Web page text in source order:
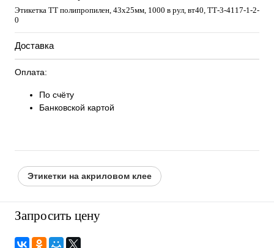
Этикетка ТТ полипропилен, 43х25мм, 1000 в рул, вт40, TТ-3-4117-1-2-
0
Доставка
Оплата:
По счёту
Банковской картой
Этикетки на акриловом клее
Запросить цену